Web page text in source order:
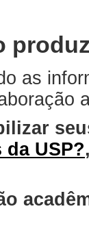
as
USP?